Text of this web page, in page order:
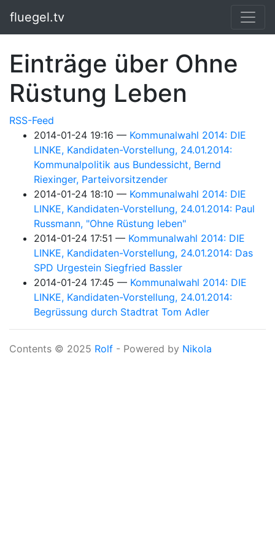
fluegel.tv
Einträge über Ohne
Rüstung Leben
RSS-Feed
2014-01-24 19:16
Kommunalwahl 2014: DIE
LINKE, Kandidaten-Vorstellung, 24.01.2014:
Kommunalpolitik aus Bundessicht, Bernd
Riexinger, Parteivorsitzender
2014-01-24 18:10
Kommunalwahl 2014: DIE
LINKE, Kandidaten-Vorstellung, 24.01.2014: Paul
Russmann, "Ohne Rüstung leben"
2014-01-24 17:51
Kommunalwahl 2014: DIE
LINKE, Kandidaten-Vorstellung, 24.01.2014: Das
SPD Urgestein Siegfried Bassler
2014-01-24 17:45
Kommunalwahl 2014: DIE
LINKE, Kandidaten-Vorstellung, 24.01.2014:
Begrüssung durch Stadtrat Tom Adler
Contents © 2025 Rolf - Powered by Nikola